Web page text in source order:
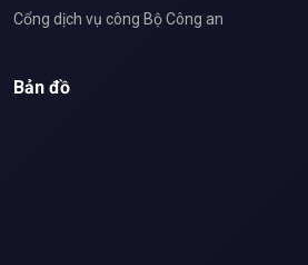
Cổng dịch vụ công Bộ Công an
Bản đồ